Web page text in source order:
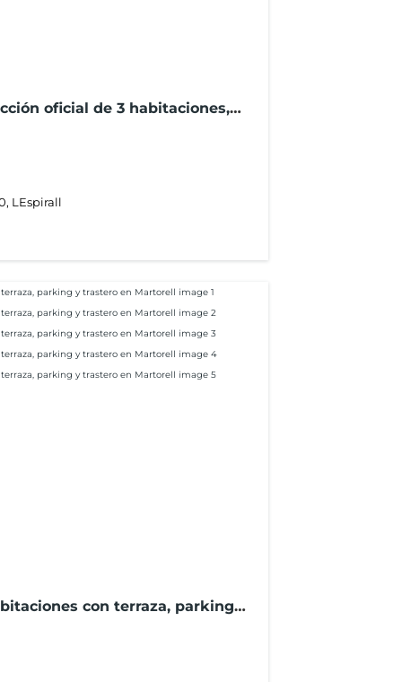
oficial de 3 habitaciones,
LEspirall
con terraza, parking y